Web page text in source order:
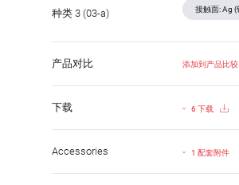
种类 3 (03-a)
产品对比 添加到产品比较
下载 6 下载
Accessories 1 配套附件